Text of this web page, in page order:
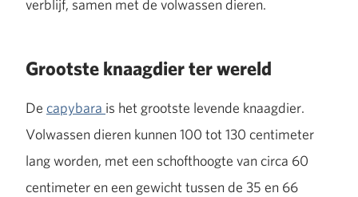
verblijf, samen met de volwassen dieren.
Grootste knaagdier ter wereld
De capybara is het grootste levende knaagdier.
Volwassen dieren kunnen 100 tot 130 centimeter
lang worden, met een schofthoogte van circa 60
centimeter en een gewicht tussen de 35 en 66